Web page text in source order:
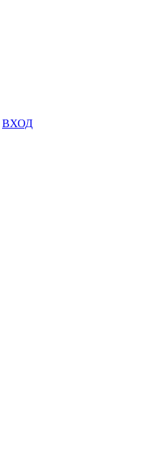
ВХОД